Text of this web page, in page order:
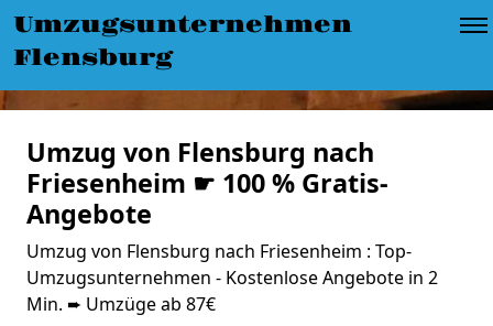
Umzugsunternehmen
Flensburg
Umzug von Flensburg nach
Friesenheim ☛ 100 % Gratis-
Angebote
Umzug von Flensburg nach Friesenheim : Top-
Umzugsunternehmen - Kostenlose Angebote in 2
Min. ➨ Umzüge ab 87€